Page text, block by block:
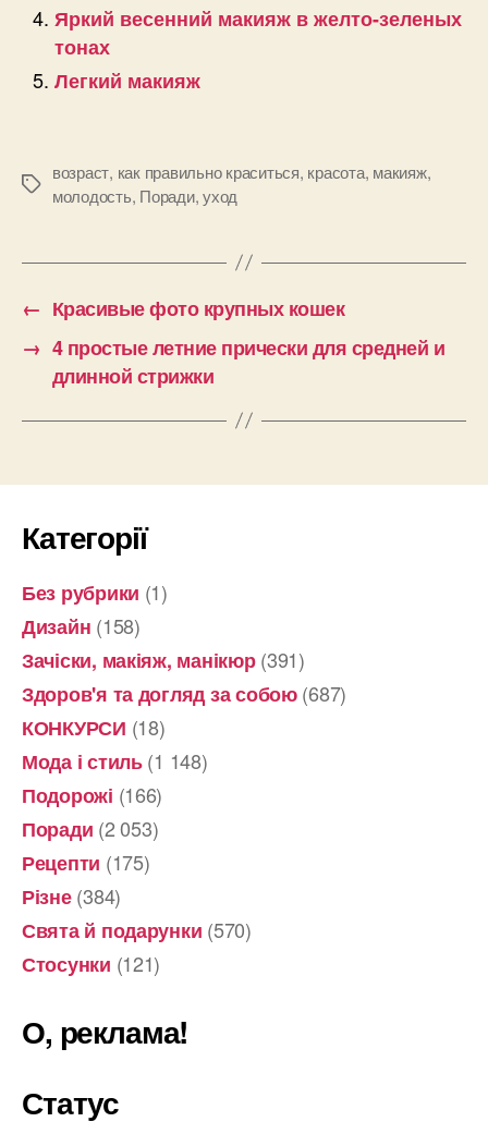
Яркий весенний макияж в желто-зеленых
тонах
Легкий макияж
Позначки
возраст, как правильно краситься, красота, макияж,
молодость, Поради,уход
← Красивые фото крупных кошек
→ 4 простые летние прически для средней и
длинной стрижки
Категорії
Без рубрики (1)
Дизайн (158)
Зачіски, макіяж, манікюр(391)
Здоров'я та догляд за собою(687)
КОНКУРСИ (18)
Мода і стиль(1 148)
Подорожі (166)
Поради (2 053)
Рецепти (175)
Різне(384)
Свята й подарунки (570)
Стосунки (121)
О, реклама!
Статус